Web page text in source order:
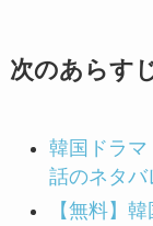
次のあらす
韓国ドラ
話のネタバ
【無料】